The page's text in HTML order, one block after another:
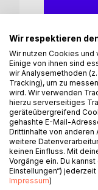
Die
zu
Wir respektieren
Wir nutzen Cookies
Einige von ihnen sind
wir Analysemethoden
Tracking), um zu
wird. Wir verwenden
hierzu serverseitiges
geräteübergreifend
gehashte E-Mail-
Drittinhalte von anderen
weitere
keinen Einfluss. Mit
Vorgänge ein. Du
Einstellungen“)
Impressum)